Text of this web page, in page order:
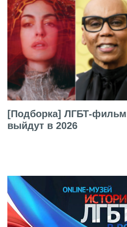
[Подборка] ЛГБТ-
выйдут в 2026